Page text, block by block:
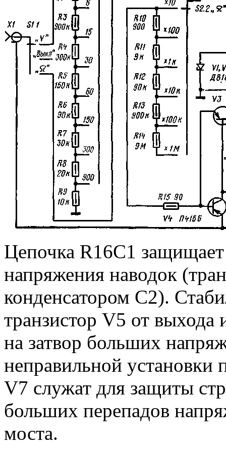
Цепочка R16C1
напряжения наводок
конденсатором С2).
транзистор V5 от выхода
на затвор больших
неправильной
V7 служат для защиты
больших перепадов
моста.